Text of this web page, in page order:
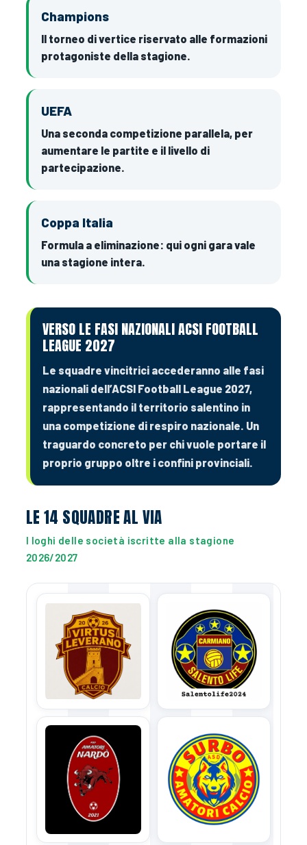
Champions
Il torneo di vertice riservato alle formazioni
protagoniste della stagione.
UEFA
Una seconda competizione parallela, per
aumentare le partite e il livello di
partecipazione.
Coppa Italia
Formula a eliminazione: qui ogni gara vale
una stagione intera.
VERSO LE FASI NAZIONALI ACSI FOOTBALL
LEAGUE 2027
Le squadre vincitrici accederanno alle fasi
nazionali dell’ACSI Football League 2027,
rappresentando il territorio salentino in
una competizione di respiro nazionale. Un
traguardo concreto per chi vuole portare il
proprio gruppo oltre i confini provinciali.
LE 14 SQUADRE AL VIA
I loghi delle società iscritte alla stagione
2026/2027